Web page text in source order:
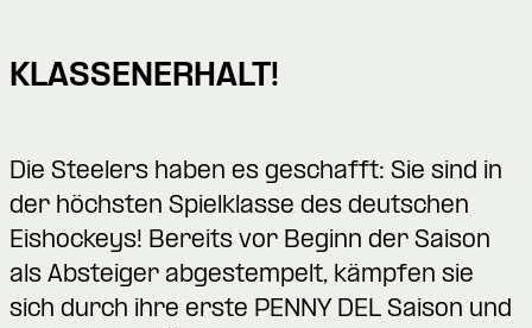
KLASSENERHALT!
Die Steelers haben es geschafft: Sie sind in
der höchsten Spielklasse des deutschen
Eishockeys! Bereits vor Beginn der Saison
als Absteiger abgestempelt, kämpfen sie
sich durch ihre erste PENNY DEL Saison und